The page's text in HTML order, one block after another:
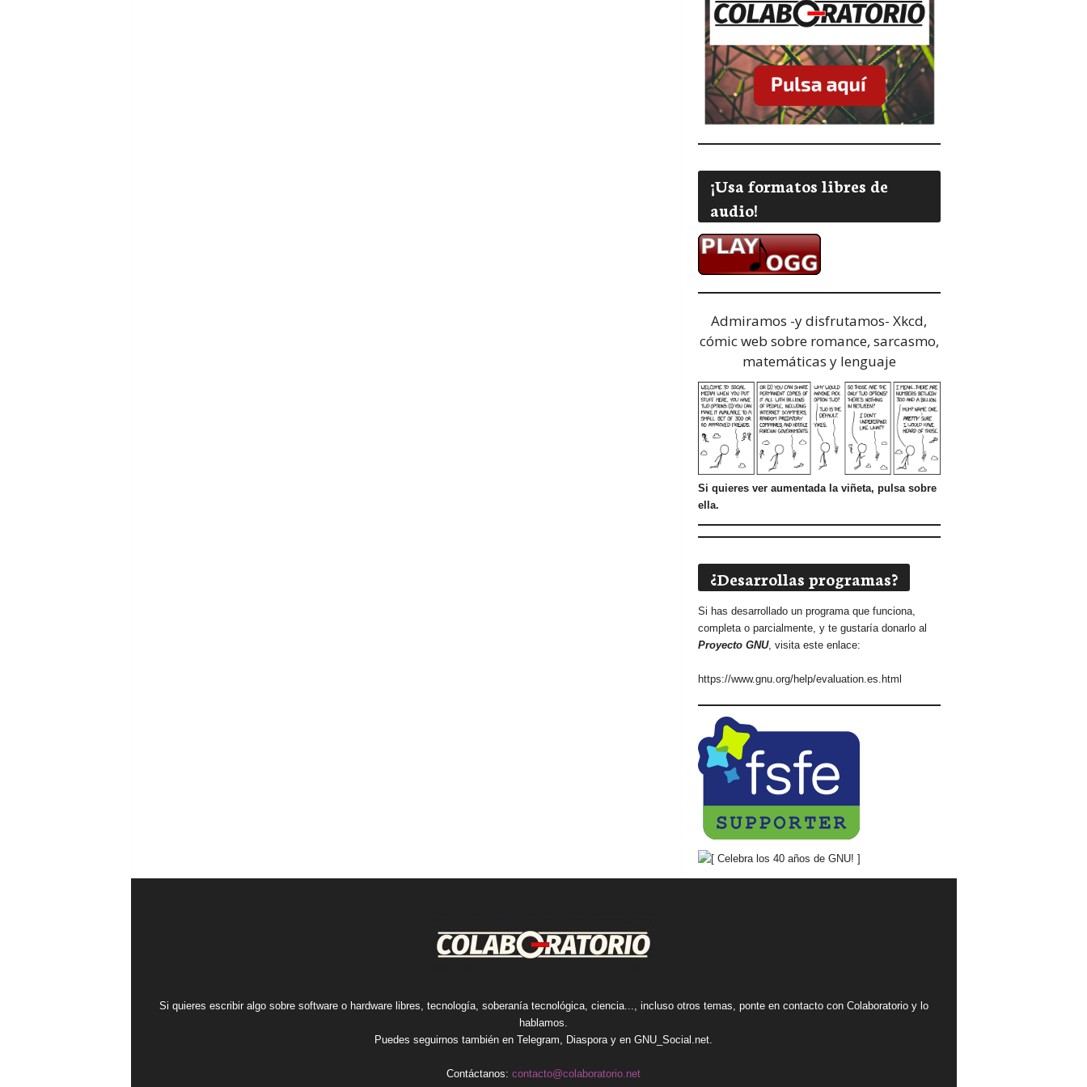
¡Usa formatos libres de
audio!
Admiramos -y disfrutamos- Xkcd,
cómic web sobre romance, sarcasmo,
matemáticas y lenguaje
Si quieres ver aumentada la viñeta, pulsa sobre
ella.
¿Desarrollas programas?
Si has desarrollado un programa que funciona,
completa o parcialmente, y te gustaría donarlo al
Proyecto GNU, visita este enlace:
https://www.gnu.org/help/evaluation.es.html
Si quieres escribir algo sobre software o hardware libres, tecnología, soberanía tecnológica, ciencia..., incluso otros temas, ponte en contacto con Colaboratorio y lo
hablamos.
Puedes seguirnos también en Telegram, Diasporay en GNU_Social.net.
Contáctanos: contacto@colaboratorio.net